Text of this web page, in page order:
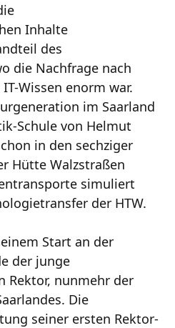
Inhalte
des
die Nachfrage nach
Wissen enorm war.
im Saarland
Schule von Helmut
in den sechziger
Hütte Walzstraßen
simuliert
der HTW.
Start an der
der junge
Rektor, nunmehr der
Die
seiner ersten Rektor-